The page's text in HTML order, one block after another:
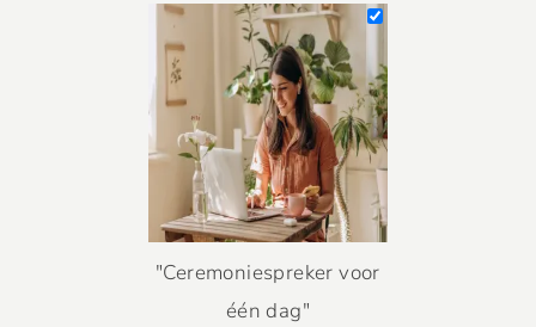
"Ceremoniespreker voor
één dag"